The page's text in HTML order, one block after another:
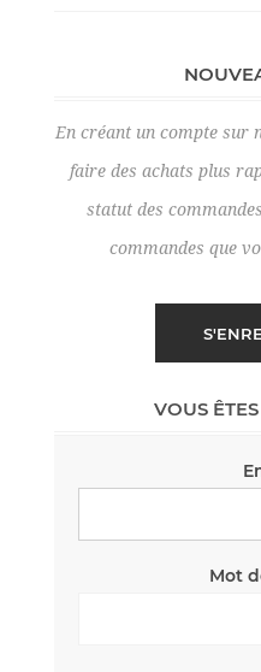
En créant un compte sur
faire des achats plus
statut des
commandes que
VOUS
Mot